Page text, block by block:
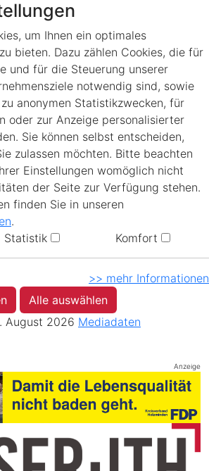
um Ihnen ein optimales
bieten. Dazu zählen Cookies, die für
und für die Steuerung unserer
notwendig sind, sowie
anonymen Statistikzwecken, für
oder zur Anzeige personalisierter
Sie können selbst entscheiden,
zulassen möchten. Bitte beachten
Einstellungen womöglich nicht
der Seite zur Verfügung stehen.
finden Sie in unseren
.
Statistik Komfort
>> mehr Informationen
Alle auswählen
August 2026 Mediadaten
Anzeige